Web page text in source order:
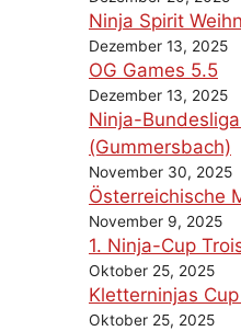
Ninja Spirit
Dezember 13, 2025
OG Games 5.5
Dezember 13, 2025
Ninja-
(Gummersbach)
November 30, 2025
Österreichische
November 9, 2025
1. Ninja-Cup
Oktober 25, 2025
Kletterninjas
Oktober 25, 2025